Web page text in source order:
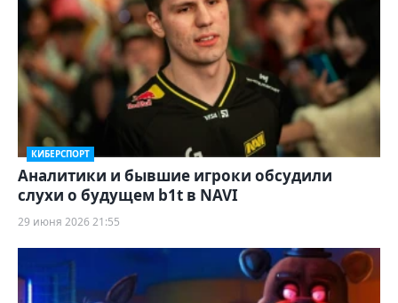
КИБЕРСПОРТ
Аналитики и бывшие игроки обсудили
слухи о будущем b1t в NAVI
29 июня 2026 21:55